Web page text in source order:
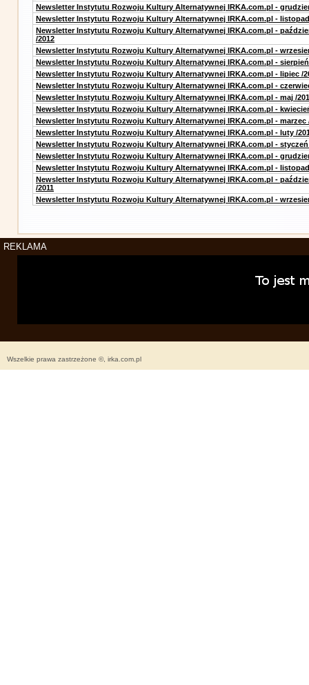
Newsletter Instytutu Rozwoju Kultury Alternatywnej IRKA.com.pl -
Newsletter Instytutu Rozwoju Kultury Alternatywnej IRKA.com.pl - listopad
Newsletter Instytutu Rozwoju Kultury Alternatywnej IRKA.com.pl -
/2012
Newsletter Instytutu Rozwoju Kultury Alternatywnej IRKA.com.pl -
Newsletter Instytutu Rozwoju Kultury Alternatywnej IRKA.com.pl - sierpień
Newsletter Instytutu Rozwoju Kultury Alternatywnej IRKA.com.pl - lipiec /
Newsletter Instytutu Rozwoju Kultury Alternatywnej IRKA.com.pl -
Newsletter Instytutu Rozwoju Kultury Alternatywnej IRKA.com.pl - maj /
Newsletter Instytutu Rozwoju Kultury Alternatywnej IRKA.com.pl -
Newsletter Instytutu Rozwoju Kultury Alternatywnej IRKA.com.pl - marzec
Newsletter Instytutu Rozwoju Kultury Alternatywnej IRKA.com.pl - luty /
Newsletter Instytutu Rozwoju Kultury Alternatywnej IRKA.com.pl - styczeń
Newsletter Instytutu Rozwoju Kultury Alternatywnej IRKA.com.pl -
Newsletter Instytutu Rozwoju Kultury Alternatywnej IRKA.com.pl - listopad
Newsletter Instytutu Rozwoju Kultury Alternatywnej IRKA.com.pl -
/2011
Newsletter Instytutu Rozwoju Kultury Alternatywnej IRKA.com.pl -
REKLAMA
Wszelkie prawa zastrzeżone ©, irka.com.pl